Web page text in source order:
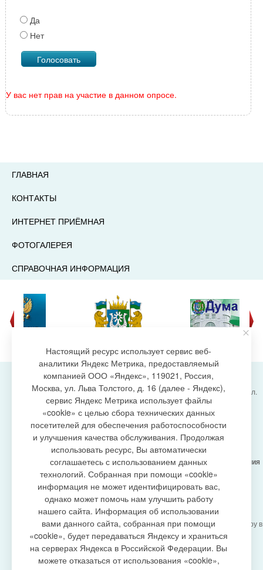
Да
Нет
У вас нет прав на участие в данном опросе.
ГЛАВНАЯ
КОНТАКТЫ
ИНТЕРНЕТ ПРИЁМНАЯ
ФОТОГАЛЕРЕЯ
СПРАВОЧНАЯ ИНФОРМАЦИЯ
создание сайта
Администрация городского поселения Излучинск, ул.
Энергетиков, 6, пгт. Излучинск, Нижневартовский
район,
Ханты-Мансийский автономный округ-Югра
(Тюменская область), 628634
Сетевое изданиеhttps://www.gp-izluchinsk.ru
16+
Учредитель -Администрация городского поселения
Излучинск
Главный редактор - Бурич Денис Ярославович
Телефон/факс: (3466) 28-13-77 , e-mail:
admizl@rambler.ru
Сетевое изданиеhttps://www.gp-izluchinsk.ru
зарегистрировано Федеральной службой по надзору в
сфере связи,
информационных технологий и массовых
коммуникаций (Роскомнадзор), регистрационный
номер СМИ
Настоящий ресурс использует сервис веб-
аналитики Яндекс Метрика, предоставляемый
компанией ООО «Яндекс», 119021, Россия,
Москва, ул. Льва Толстого, д. 16 (далее - Яндекс),
сервис Яндекс Метрика использует файлы
«cookie» с целью сбора технических данных
посетителей для обеспечения работоспособности
и улучшения качества обслуживания. Продолжая
использовать ресурс, Вы автоматически
соглашаетесь с использованием данных
технологий. Собранная при помощи «cookie»
информация не может идентифицировать вас,
однако может помочь нам улучшить работу
нашего сайта. Информация об использовании
вами данного сайта, собранная при помощи
«cookie», будет передаваться Яндексу и храниться
на серверах Яндекса в Российской Федерации. Вы
можете отказаться от использования «cookie»,